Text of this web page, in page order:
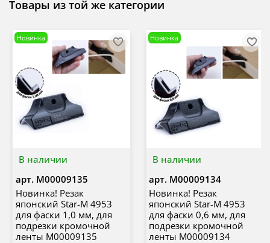
Товары из той же категории
В наличии
Новинка
арт. М00009135
Новинка! Резак
японский Star-M 4953
для фаски 1,0 мм, для
подрезки кромочной
ленты М00009135
В наличии
Новинка
арт. М00009134
Новинка! Резак
японский Star-M 4953
для фаски 0,6 мм, для
подрезки кромочной
ленты М00009134